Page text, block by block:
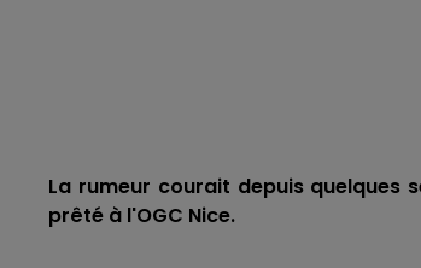
La rumeur courait depuis quelques
prêté à l'OGC Nice.